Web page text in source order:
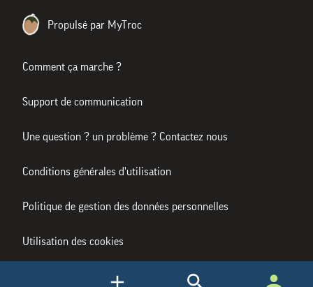
Propulsé par MyTroc
Comment ça marche ?
Support de communication
Une question ? un problème ? Contactez nous
Conditions générales d'utilisation
Politique de gestion des données personnelles
Utilisation des cookies